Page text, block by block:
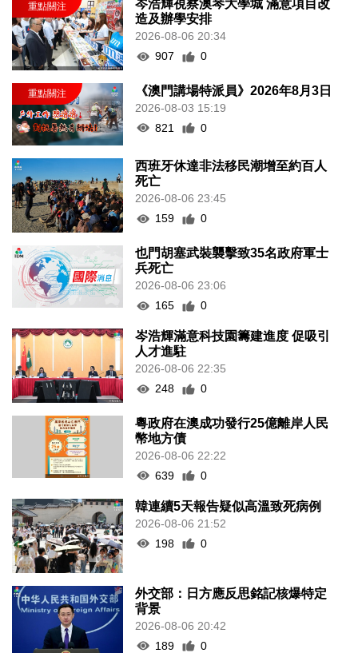
岑浩輝視察澳琴大學城 滿意項目改
造及辦學安排
2026-08-06 20:34
907
0
《澳門講場特派員》2026年8月3日
2026-08-03 15:19
821
0
西班牙休達非法移民潮增至約百人
死亡
2026-08-06 23:45
159
0
也門胡塞武裝襲擊致35名政府軍士
兵死亡
2026-08-06 23:06
165
0
岑浩輝滿意科技園籌建進度 促吸引
人才進駐
2026-08-06 22:35
248
0
粵政府在澳成功發行25億離岸人民
幣地方債
2026-08-06 22:22
639
0
韓連續5天報告疑似高溫致死病例
2026-08-06 21:52
198
0
外交部：日方應反思銘記核爆特定
背景
2026-08-06 20:42
189
0